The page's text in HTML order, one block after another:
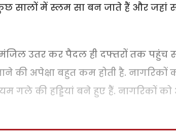
सालों में स्लम सा बन जाते हैं और
उतर कर पैदल ही दफ्तरों तक पहुंच
की अपेक्षा बहुत कम होती है.
गले की हड्डियां बने हुए हैं. नागरिकों